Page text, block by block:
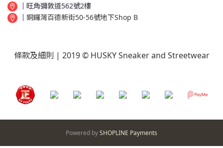
│ 旺角彌敦道562號2樓
│ 銅鑼灣百德新街50-56號地下Shop B
條款及細則 | 2019 © HUSKY Sneaker and Streetwear
Powered bySHOPLINE Payments